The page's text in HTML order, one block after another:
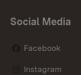
Social Media
Facebook
Instagram